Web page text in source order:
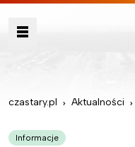
czastary.pl Aktualności
Informacje